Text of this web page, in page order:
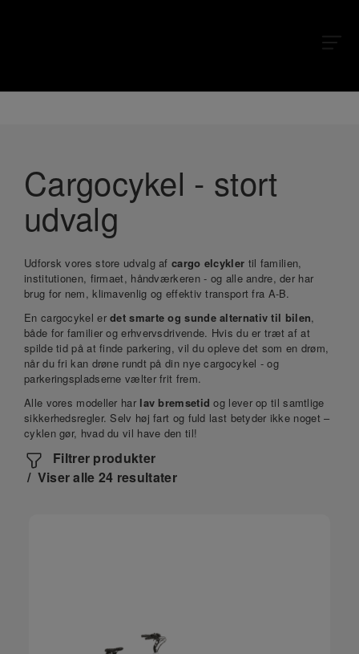
Cargocykel - stort
udvalg
Udforsk vores store udvalg af cargo elcykler til familien,
institutionen, firmaet, håndværkeren - og alle andre, der har
brug for nem, klimavenlig og effektiv transport fra A-B.
En cargocykel erdet smarte og sunde alternativ til bilen,
både for familier og erhvervsdrivende. Hvis du er træt af at
spilde tid på at finde parkering, vil du opleve det som en drøm,
når du fri kan drøne rundt på din nye cargocykel - og
parkeringspladserne vælter frit frem.
Alle vores modeller har lav bremsetid og lever op til samtlige
sikkerhedsregler. Selv høj fart og fuld last betyder ikke noget –
cyklen gør, hvad du vil have den til!
Filtrer produkter
Viser alle 24 resultater